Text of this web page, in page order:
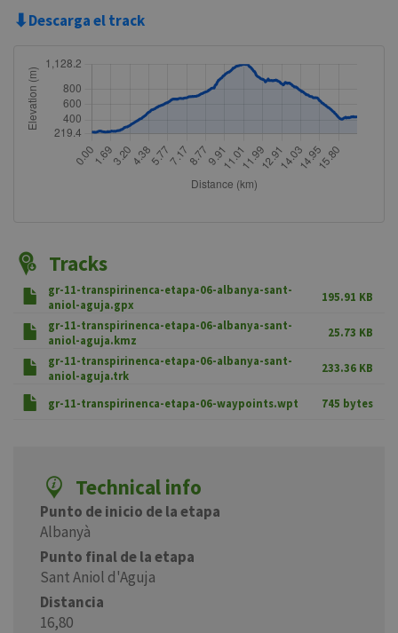
⬇Descarga el track
Tracks
gr-11-transpirinenca-etapa-06-albanya-sant-
aniol-aguja.gpx
195.91 KB
gr-11-transpirinenca-etapa-06-albanya-sant-
aniol-aguja.kmz
25.73 KB
gr-11-transpirinenca-etapa-06-albanya-sant-
aniol-aguja.trk
233.36 KB
gr-11-transpirinenca-etapa-06-waypoints.wpt 745 bytes
Technical info
Punto de inicio de la etapa
Albanyà
Punto final de la etapa
Sant Aniol d'Aguja
Distancia
16,80